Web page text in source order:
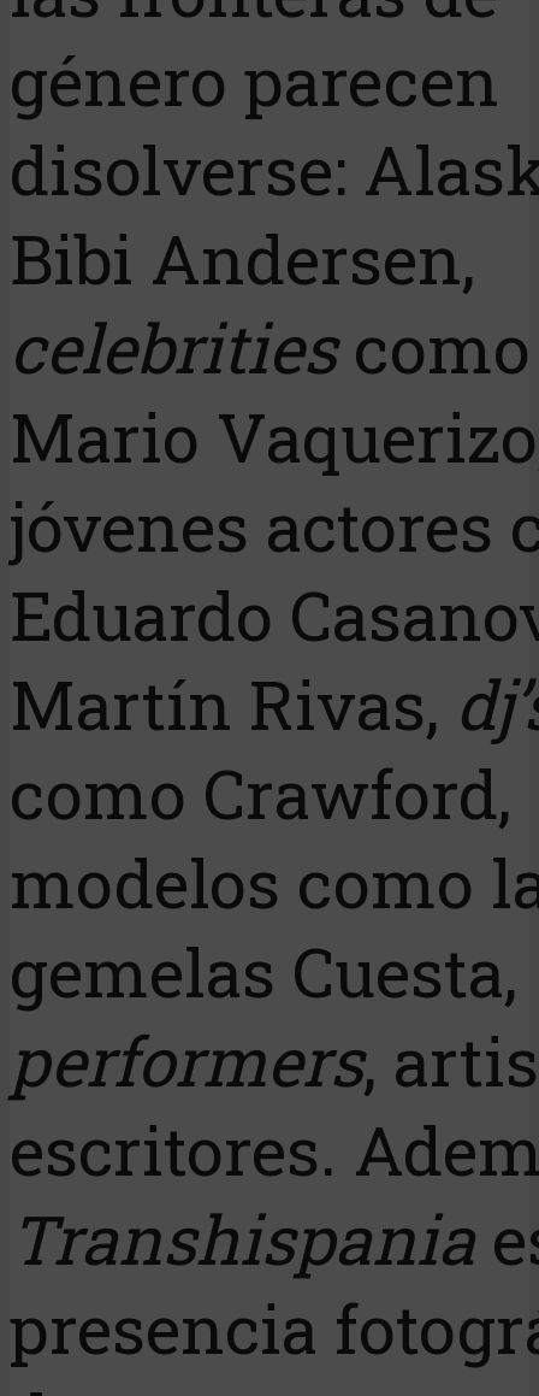
género parecen
disolverse:
Bibi Andersen,
celebritiescomo
Mario
jóvenes actores
Eduardo
Martín Rivas,
como Crawford,
modelos como
gemelas Cuesta,
performers,
escritores.
Transhispania
presencia